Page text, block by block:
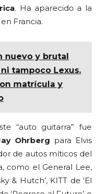
. Ha aparecido a la
Francia.
nuevo y brutal
tampoco Lexus.
matrícula y
“auto guitarra” fue
Ohrberg para Elvis
de autos míticos del
como el General Lee,
& Hutch’, KITT de ‘El